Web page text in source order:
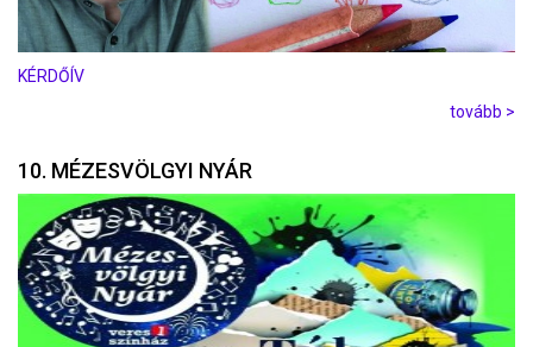
KÉRDŐÍV
tovább >
10. MÉZESVÖLGYI NYÁR